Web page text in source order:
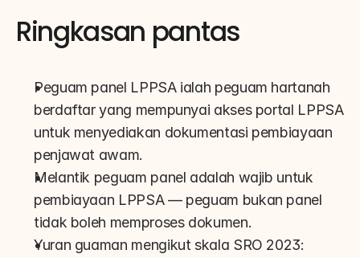
Ringkasan pantas
Peguam panel LPPSA ialah peguam hartanah
berdaftar yang mempunyai akses portal LPPSA
untuk menyediakan dokumentasi pembiayaan
penjawat awam.
Melantik peguam panel adalah wajib untuk
pembiayaan LPPSA — peguam bukan panel
tidak boleh memproses dokumen.
Yuran guaman mengikut skala SRO 2023: